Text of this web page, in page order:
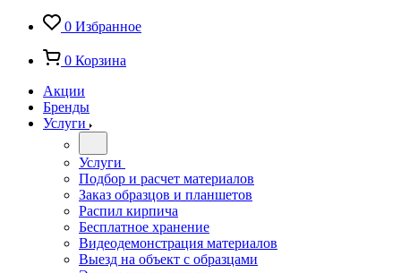
0 Избранное
0 Корзина
Акции
Бренды
Услуги
Услуги
Подбор и расчет материалов
Заказ образцов и планшетов
Распил кирпича
Бесплатное хранение
Видеодемонстрация материалов
Выезд на объект с образцами